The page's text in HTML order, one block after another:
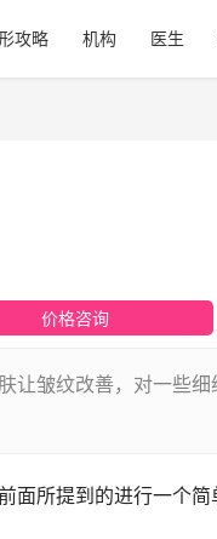
攻略 机构 医生
价格咨询
让皱纹改善，对一些
面所提到的进行一个